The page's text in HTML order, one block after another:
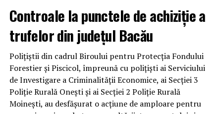
Controale la punctele de achiziție a
trufelor din județul Bacău
Polițiștii din cadrul Biroului pentru Protecția Fondului
Forestier și Piscicol, împreună cu polițiști ai Serviciului
de Investigare a Criminalității Economice, ai Secției 3
Poliție Rurală Onești și ai Secției 2 Poliție Rurală
Moinești, au desfășurat o acțiune de amploare pentru